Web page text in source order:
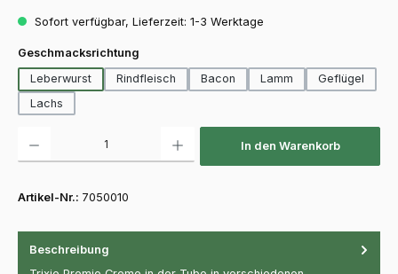
Sofort verfügbar, Lieferzeit: 1-3 Werktage
Geschmacksrichtung
Leberwurst
Rindfleisch Bacon Lamm
Geflügel
Lachs
In den Warenkorb
Artikel-Nr.: 7050010
Beschreibung